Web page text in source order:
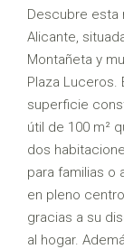
Descubre esta
Alicante,
Montañeta y
Plaza
superficie
útil de 100 m²
dos
para familias o
en pleno
gracias a su
al hogar.